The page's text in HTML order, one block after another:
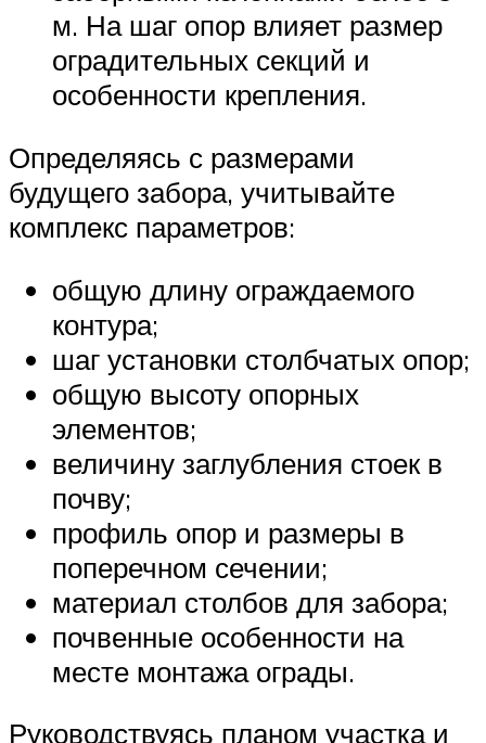
м. На шаг опор влияет размер
оградительных секций и
особенности крепления.
Определяясь с размерами
будущего забора, учитывайте
комплекс параметров:
общую длину ограждаемого
контура;
шаг установки столбчатых опор;
общую высоту опорных
элементов;
величину заглубления стоек в
почву;
профиль опор и размеры в
поперечном сечении;
материал столбов для забора;
почвенные особенности на
месте монтажа ограды.
Руководствуясь планом участка и